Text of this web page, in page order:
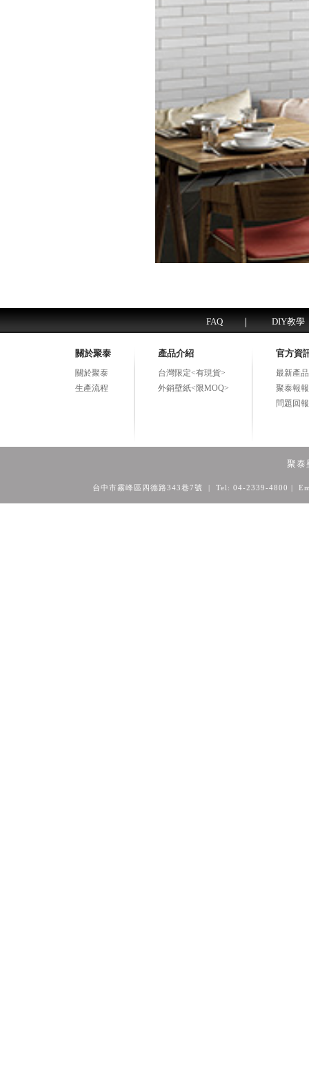
FAQ DIY教學
關於聚泰
關於聚泰
生產流程
產品介紹
台灣限定<有現貨>
外銷壁紙<限MOQ>
官方資
最新產
聚泰報報
問題回報
聚泰
台中市霧峰區四德路343巷7號 | Tel: 04-2339-4800 |